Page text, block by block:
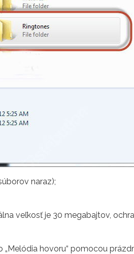
naraz);
veľkosť je 30 megabajtov,
hovoru“ pomocou